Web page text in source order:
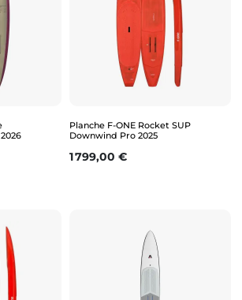
Planche F-ONE Rocket SUP
Downwind Pro 2025
Prix
1 799,00 €